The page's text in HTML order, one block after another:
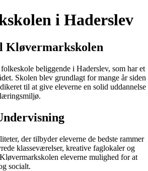
i Haderslev
beliggende i Haderslev, som har et
Skolen blev grundlagt for mange år siden
til at give eleverne en solid uddannelse
der tilbyder eleverne de bedste rammer
klasseværelser, kreative faglokaler og
eleverne mulighed for at
socialt.